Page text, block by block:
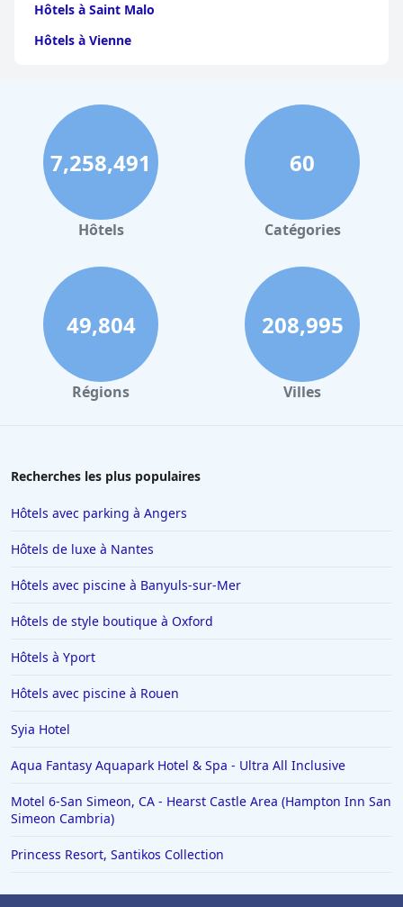
Hôtels à Saint Malo
Hôtels à Vienne
Hôtels à Perpignan
Hôtels au Grand-Bornand
Hôtels à Strasbourg
Hôtels à Valence
Hôtels à Gerardmer
Hôtels à Palerme
Hôtels à Dinard
Hôtels à Biarritz
Hôtels à Verbier
Hôtels en Savoie
Hôtels à Saint-Martin-de-Belleville
Hôtels à Chamonix-Mont-Blanc
Hôtels à Los Angeles
Hôtels à Genève
Hôtels à Drancy
Hôtels à Sydney
Hôtels à Feurs
Hôtels à Pas de la Casa
7,258,491
Hôtels
60
Catégories
49,804
Régions
208,995
Villes
Recherches les plus populaires
Hôtels avec parking à Angers
Hôtels de luxe à Nantes
Hôtels avec piscine à Banyuls-sur-Mer
Hôtels de style boutique à Oxford
Hôtels à Yport
Hôtels avec piscine à Rouen
Syia Hotel
Aqua Fantasy Aquapark Hotel & Spa - Ultra All Inclusive
Motel 6-San Simeon, CA - Hearst Castle Area (Hampton Inn San
Simeon Cambria)
Princess Resort, Santikos Collection